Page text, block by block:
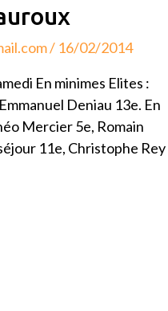
/ 16/02/2014
En minimes Elites :
Deniau 13e. En
Mercier 5e, Romain
11e, Christophe Rey